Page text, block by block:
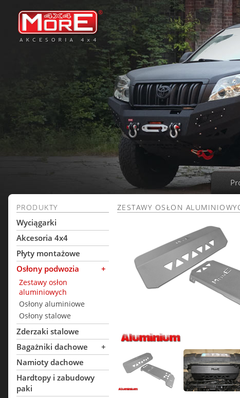
PRODUKTY
Wyciągarki
Akcesoria 4x4
Płyty montażowe
Osłony podwozia
+
Zestawy osłon
aluminiowych
Osłony aluminiowe
Osłony stalowe
Zderzaki stalowe
Bagażniki dachowe
+
Namioty dachowe
Hardtopy i zabudowy
paki
ZESTAWY OSŁON